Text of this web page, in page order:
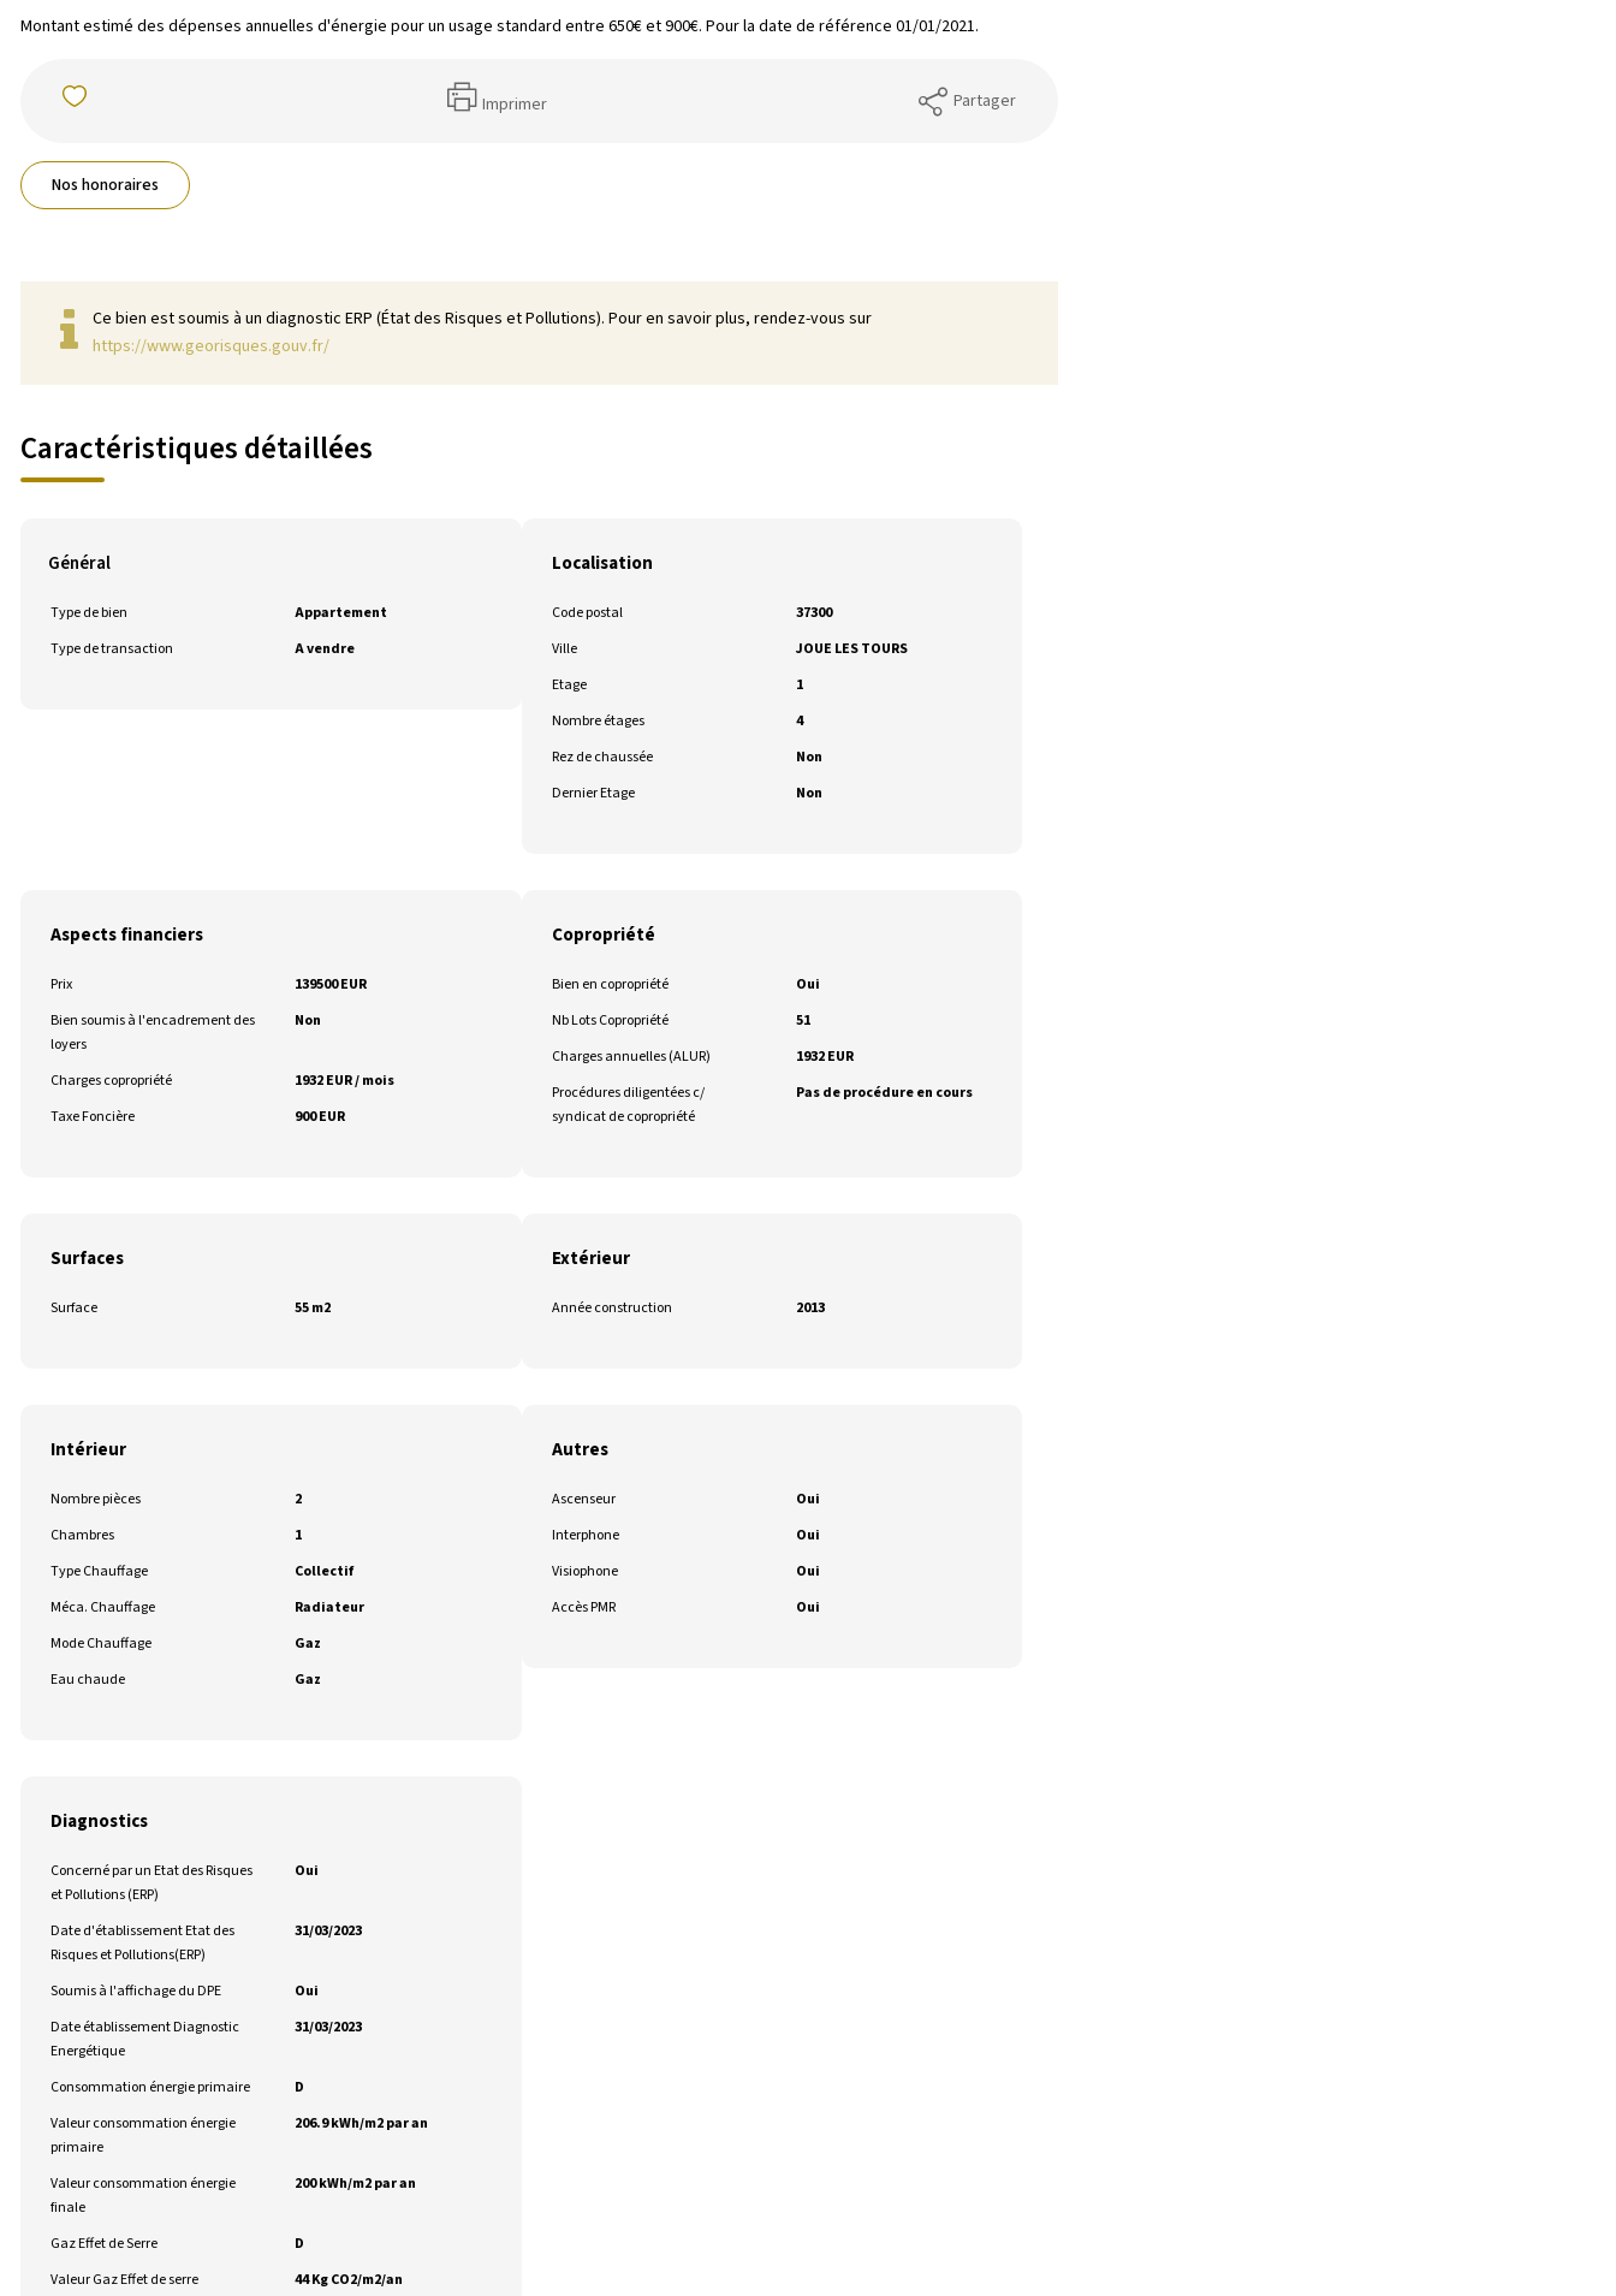
Montant estimé des dépenses annuelles d'énergie pour un usage standard entre 650€ et 900€. Pour la date de référence 01/01/2021.
Imprimer Partager
Nos honoraires
Ce bien est soumis à un diagnostic ERP (État des Risques et Pollutions). Pour en savoir plus, rendez-vous sur
https://www.georisques.gouv.fr/
Caractéristiques détaillées
Général
Type de bien
Appartement
Type de transaction
A vendre
Localisation
Code postal
37300
Ville
JOUE LES TOURS
Etage
1
Nombre étages
4
Rez de chaussée
Non
Dernier Etage
Non
Aspects financiers
Prix
139500 EUR
Bien soumis à l'encadrement des
loyers
Non
Charges copropriété
1932 EUR / mois
Taxe Foncière
900 EUR
Copropriété
Bien en copropriété
Oui
Nb Lots Copropriété
51
Charges annuelles (ALUR)
1932 EUR
Procédures diligentées c/
syndicat de copropriété
Pas de procédure en cours
Surfaces
Surface 55 m2
Extérieur
Année construction 2013
Intérieur
Nombre pièces
2
Chambres
1
Type Chauffage
Collectif
Méca. Chauffage
Radiateur
Mode Chauffage
Gaz
Eau chaude
Gaz
Autres
Ascenseur
Oui
Interphone
Oui
Visiophone
Oui
Accès PMR
Oui
Diagnostics
Concerné par un Etat des Risques
et Pollutions (ERP)
Oui
Date d'établissement Etat des
Risques et Pollutions(ERP)
31/03/2023
Soumis à l'affichage du DPE
Oui
Date établissement Diagnostic
Energétique
31/03/2023
Consommation énergie primaire
D
Valeur consommation énergie
primaire
206.9 kWh/m2 par an
Valeur consommation énergie
finale
200 kWh/m2 par an
Gaz Effet de Serre
D
Valeur Gaz Effet de serre
44 Kg CO2/m2/an